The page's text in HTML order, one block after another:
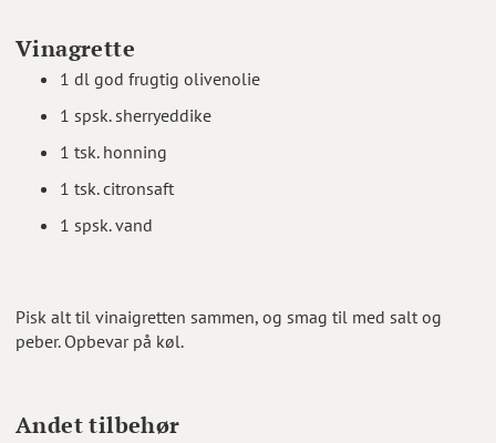
Vinagrette
1 dl god frugtig olivenolie
1 spsk. sherryeddike
1 tsk. honning
1 tsk. citronsaft
1 spsk. vand
Pisk alt til vinaigretten sammen, og smag til med salt og
peber. Opbevar på køl.
Andet tilbehør